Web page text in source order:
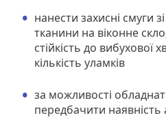
нанести захисні смуги
тканини на віконне
стійкість до вибухової
кількість уламків
за можливості
передбачити наявність